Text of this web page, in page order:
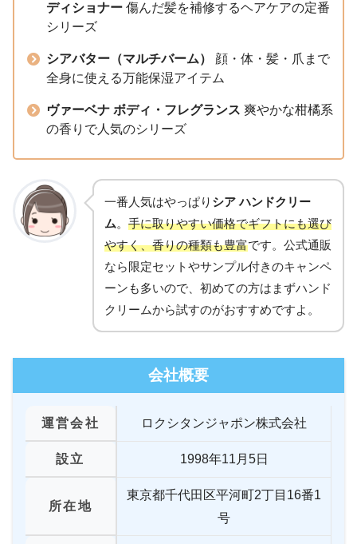
ディショナー 傷んだ髪を補修するヘアケアの定番
シリーズ
シアバター（マルチバーム）
顔・体・髪・爪まで
全身に使える万能保湿アイテム
ヴァーベナ ボディ・フレグランス 爽やかな柑橘系
の香りで人気のシリーズ
一番人気はやっぱり シア ハンドクリー
ム。 手に取りやすい価格でギフトにも選び
やすく、香りの種類も豊富です。公式通販
なら限定セットやサンプル付きのキャンペ
ーンも多いので、初めての方はまずハンド
クリームから試すのがおすすめですよ。
会社概要
運営会社 ロクシタンジャポン株式会社
設立 1998年11月5日
所在地
東京都千代田区平河町2丁目16番1
号